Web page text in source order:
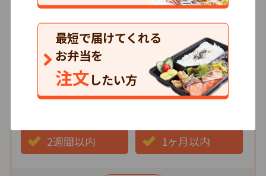
最短で届けてくれる
お弁当を
注文したい方
500円以下
501～750円
751円以上
最短お届け日
2週間以内 1ヶ月以内